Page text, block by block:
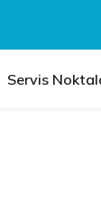
Servis